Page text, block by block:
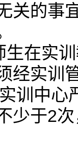
关的事
生在实
经实训
训中心
少于2